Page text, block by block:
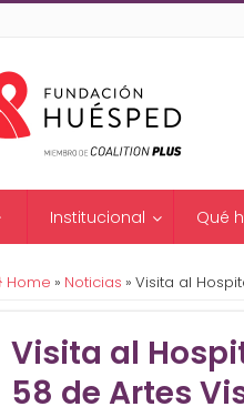
Institucional Qué
Home » Noticias » Visita al
Visita al
58 de Artes